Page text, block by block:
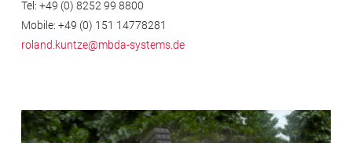
Tel: +49 (0) 8252 99 8800
Mobile: +49 (0) 151 14778281
roland.kuntze@mbda-systems.de